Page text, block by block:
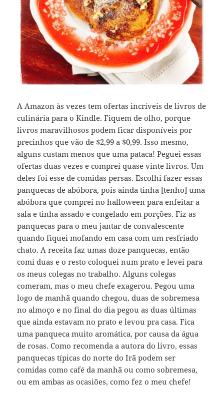
A Amazon às vezes tem ofertas incríveis de livros de
culinária para o Kindle. Fiquem de olho, porque
livros maravilhosos podem ficar disponíveis por
precinhos que vão de $2,99 a $0,99. Isso mesmo,
alguns custam menos que uma pataca! Peguei essas
ofertas duas vezes e comprei quase vinte livros. Um
deles foiesse de comidas persas. Escolhi fazer essas
panquecas de abóbora, pois ainda tinha [tenho] uma
abóbora que comprei no halloween para enfeitar a
sala e tinha assado e congelado em porções. Fiz as
panquecas para o meu jantar de convalescente
quando fiquei mofando em casa com um resfriado
chato. A receita faz umas doze panquecas, então
comi duas e o resto coloquei num prato e levei para
os meus colegas no trabalho. Alguns colegas
comeram, mas o meu chefe exagerou. Pegou uma
logo de manhã quando chegou, duas de sobremesa
no almoço e no final do dia pegou as duas últimas
que ainda estavam no prato e levou pra casa. Fica
uma panqueca muito aromática, por causa da água
de rosas. Como recomenda a autora do livro, essas
panquecas típicas do norte do Irã podem ser
comidas como café da manhã ou como sobremesa,
ou em ambas as ocasiões, como fez o meu chefe!